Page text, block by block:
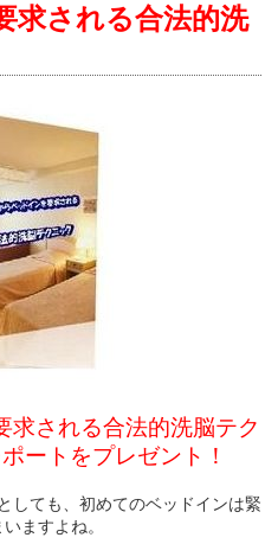
求される合法的洗
求される合法的洗脳テク
ートをプレゼント！
しても、初めてのベッドインは緊
ますよね。